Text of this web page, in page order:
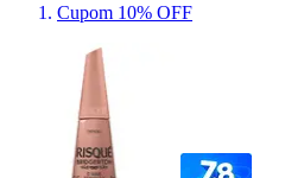
Cupom 10% OFF